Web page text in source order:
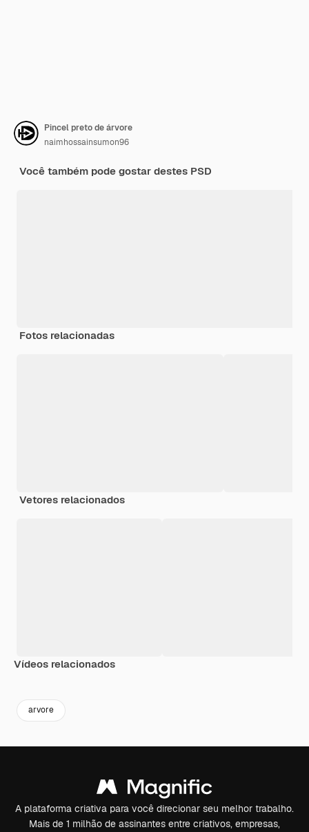
Pincel preto de árvore
naimhossainsumon96
Você também pode gostar destes PSD
Fotos relacionadas
Vetores relacionados
Vídeos relacionados
arvore
A plataforma criativa para você direcionar seu melhor trabalho.
Mais de 1 milhão de assinantes entre criativos, empresas,